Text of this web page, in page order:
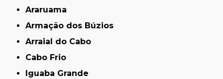
Araruama
Armação dos Búzios
Arraial do Cabo
Cabo Frio
Iguaba Grande